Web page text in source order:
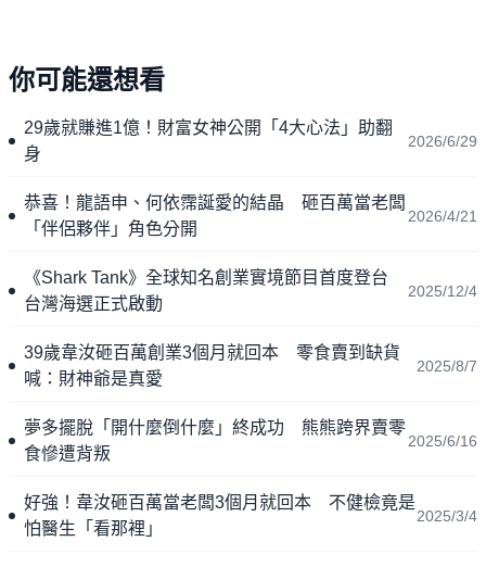
你可能還想看
29歲就賺進1億！財富女神公開「4大心法」助翻
身
2026/6/29
恭喜！龍語申、何依霈誕愛的結晶 砸百萬當老闆
「伴侶夥伴」角色分開
2026/4/21
《Shark Tank》全球知名創業實境節目首度登台
台灣海選正式啟動
2025/12/4
39歲韋汝砸百萬創業3個月就回本 零食賣到缺貨
喊：財神爺是真愛
2025/8/7
夢多擺脫「開什麼倒什麼」終成功 熊熊跨界賣零
食慘遭背叛
2025/6/16
好強！韋汝砸百萬當老闆3個月就回本 不健檢竟是
怕醫生「看那裡」
2025/3/4